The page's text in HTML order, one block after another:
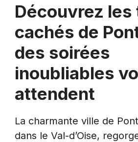
Découvrez
cachés de
des soirées
inoubliables
attendent
La charmante ville de
dans le Val-d’Oise,